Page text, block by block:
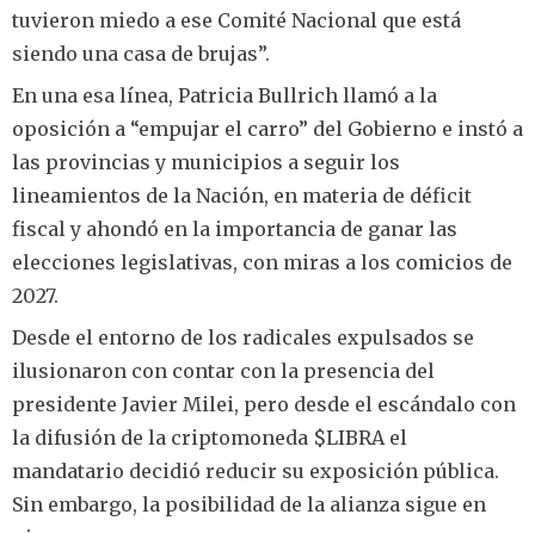
tuvieron miedo a ese Comité Nacional que está
siendo una casa de brujas”.
En una esa línea, Patricia Bullrich llamó a la
oposición a “empujar el carro” del Gobierno e instó a
las provincias y municipios a seguir los
lineamientos de la Nación, en materia de déficit
fiscal y ahondó en la importancia de ganar las
elecciones legislativas, con miras a los comicios de
2027.
Desde el entorno de los radicales expulsados se
ilusionaron con contar con la presencia del
presidente Javier Milei, pero desde el escándalo con
la difusión de la criptomoneda $LIBRA el
mandatario decidió reducir su exposición pública.
Sin embargo, la posibilidad de la alianza sigue en